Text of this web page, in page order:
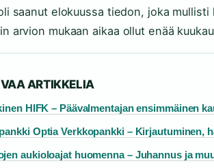
saanut elokuussa tiedon, joka
arvion mukaan aikaa ollut enää
ARTIKKELIA
HIFK – Päävalmentajan ensimmäinen
Optia Verkkopankki – Kirjautuminen,
aukioloajat huomenna – Juhannus ja